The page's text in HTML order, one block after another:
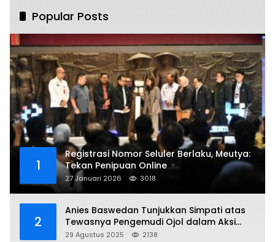
Popular Posts
1
Registrasi Nomor Seluler Berlaku, Meutya:
Tekan Penipuan Online
27 Januari 2026 3018
2
Anies Baswedan Tunjukkan Simpati atas
Tewasnya Pengemudi Ojol dalam Aksi
Demo
29 Agustus 2025 2138